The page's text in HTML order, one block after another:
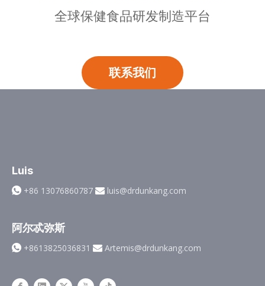
全球保健食品研发制造平台
联系我们
Luis
 +86 13076860787  luis@drdunkang.com
阿尔忒弥斯
 +8613825036831  Artemis@drdunkang.com